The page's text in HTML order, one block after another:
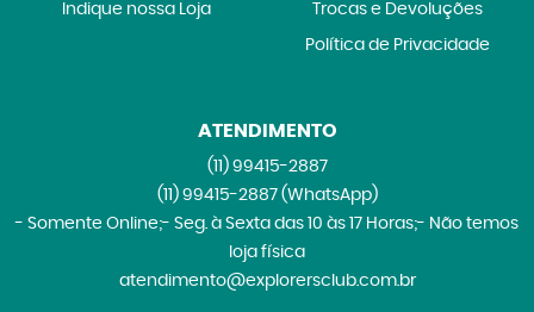
Indique nossa Loja Trocas e Devoluções
Política de Privacidade
ATENDIMENTO
(11)99415-2887
(11)99415-2887 (WhatsApp)
- Somente Online;- Seg. à Sexta das 10 às 17 Horas;- Não temos
loja física
atendimento@explorersclub.com.br